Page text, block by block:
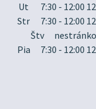
Ut
7:30 - 12:00
Str
7:30 - 12:00
Štv
Pia
7:30 - 12:00